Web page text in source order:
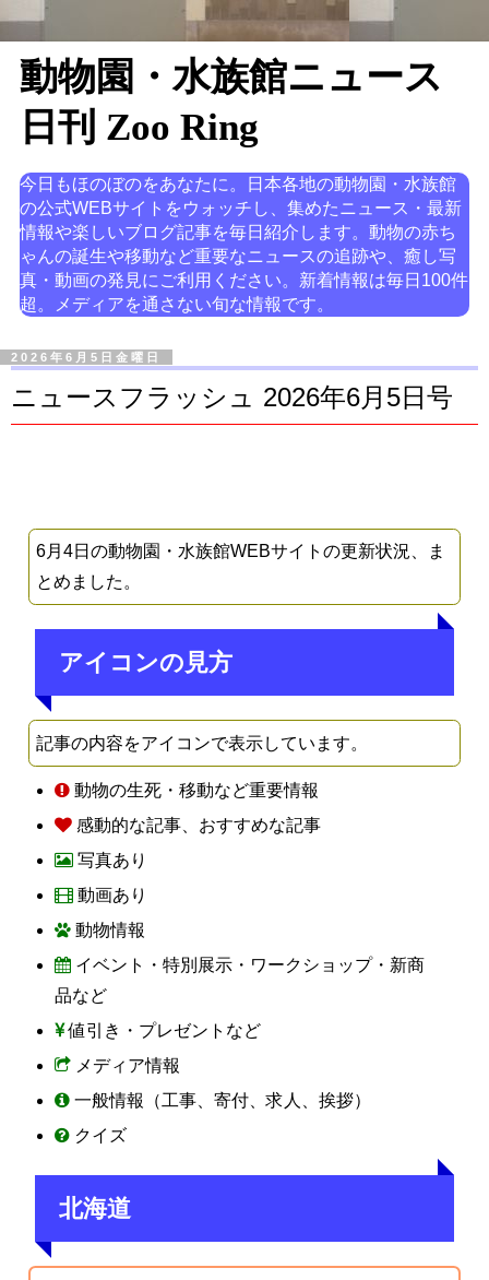
動物園・水族館ニュース
日刊 Zoo Ring
今日もほのぼのをあなたに。日本各地の動物園・水族館
の公式WEBサイトをウォッチし、集めたニュース・最新
情報や楽しいブログ記事を毎日紹介します。動物の赤ち
ゃんの誕生や移動など重要なニュースの追跡や、癒し写
真・動画の発見にご利用ください。新着情報は毎日100件
超。メディアを通さない旬な情報です。
2026年6月5日金曜日
ニュースフラッシュ 2026年6月5日号
6月4日の動物園・水族館WEBサイトの更新状況、ま
とめました。
アイコンの見方
記事の内容をアイコンで表示しています。
動物の生死・移動など重要情報
感動的な記事、おすすめな記事
写真あり
動画あり
動物情報
イベント・特別展示・ワークショップ・新商
品など
値引き・プレゼントなど
メディア情報
一般情報（工事、寄付、求人、挨拶）
クイズ
北海道